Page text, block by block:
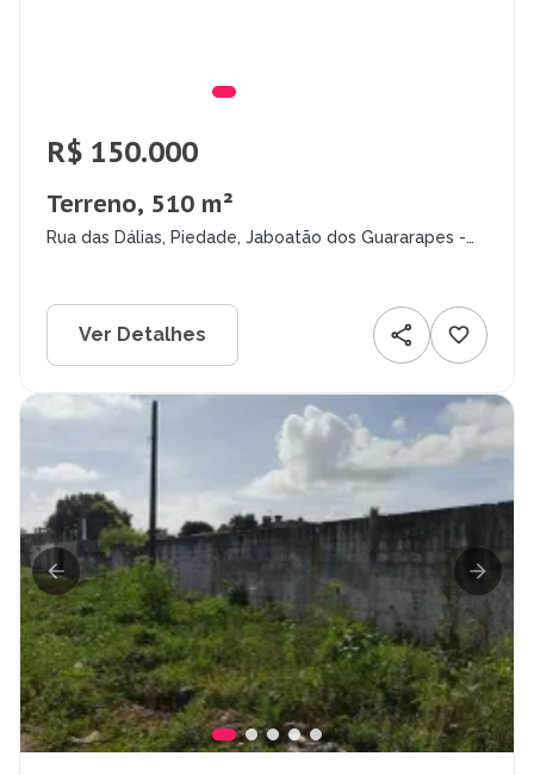
R$ 150.000
Terreno, 510 m²
Rua das Dálias, Piedade, Jaboatão dos Guararapes -
Ver Detalhes